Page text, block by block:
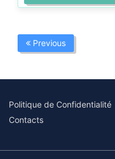
Previous
Politique de Confidentialité
Contacts